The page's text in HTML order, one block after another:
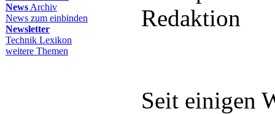
News Archiv
News zum einbinden
Newsletter
Technik Lexikon
weitere Themen
Redaktion
Seit einigen